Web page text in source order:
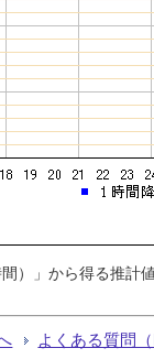
）」から得る推計
よくある質問（